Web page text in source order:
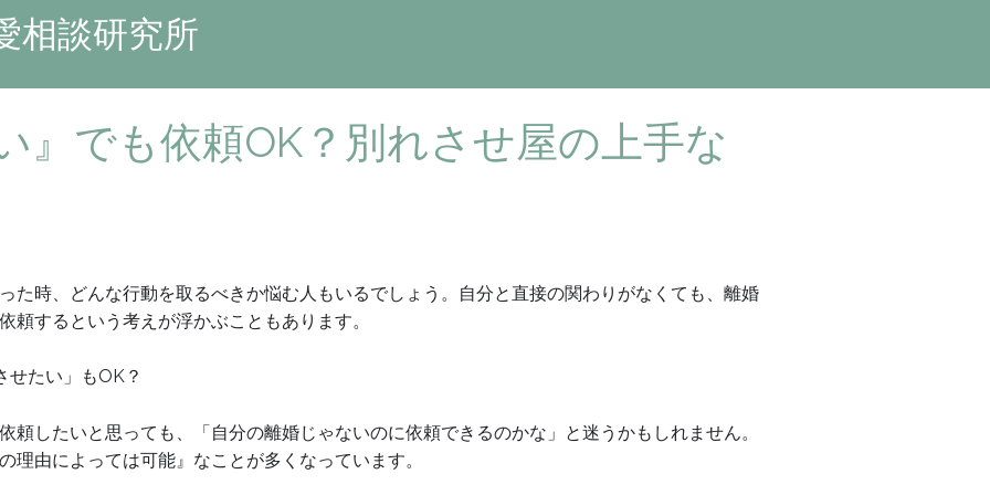
相談研究所
』でも依頼OK？別れさせ屋の上手な
た時、どんな行動を取るべきか悩む人もいるでしょう。自分と直接の関わりがなくても、離婚
頼するという考えが浮かぶこともあります。
せたい」もOK？
頼したいと思っても、「自分の離婚じゃないのに依頼できるのかな」と迷うかもしれません。
理由によっては可能』なことが多くなっています。